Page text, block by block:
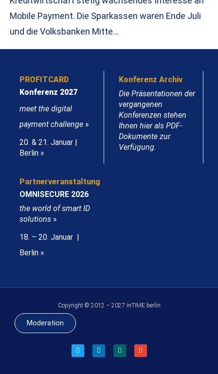
Mobile Payment. Die Sparkassen waren Ende Juli
und die Volksbanken Mitte…
PROFITCARD
Konferenz 2027
meet the digital
payment challenge »
20. & 21. Januar |
Berlin »
Konferenz Archiv
Die Präsentationen der
vergangenen
Konferenzen stehen
Ihnen hier als PDF-
Dokumente zur
Verfügung.
Partnerveranstaltung
OMNISECURE 2026
the world of smart ID
solutions »
18. – 20. Januar |
Berlin »
Copyright © 2012 – 2027 inTIME berlin
Moderation